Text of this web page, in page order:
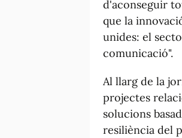
d'aconseguir
que la
unides: el
comunicació".
Al llarg de la
projectes
solucions
resiliència del